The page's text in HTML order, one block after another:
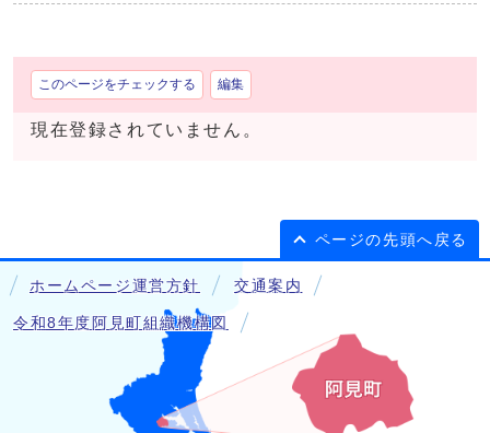
このページをチェックする 編集
現在登録されていません。
ページの先頭へ戻る
ホームページ運営方針 交通案内
令和8年度阿見町組織機構図